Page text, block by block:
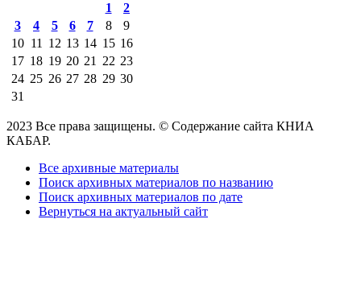
1
2
3
4 5 6 7 8
9
10 11 12 13 14 15 16
17 18 19 20 21 22 23
24 25 26 27 28 29 30
31
2023 Все права защищены. © Содержание сайта КНИА
КАБАР.
Все архивные материалы
Поиск архивных материалов по названию
Поиск архивных материалов по дате
Вернуться на актуальный сайт